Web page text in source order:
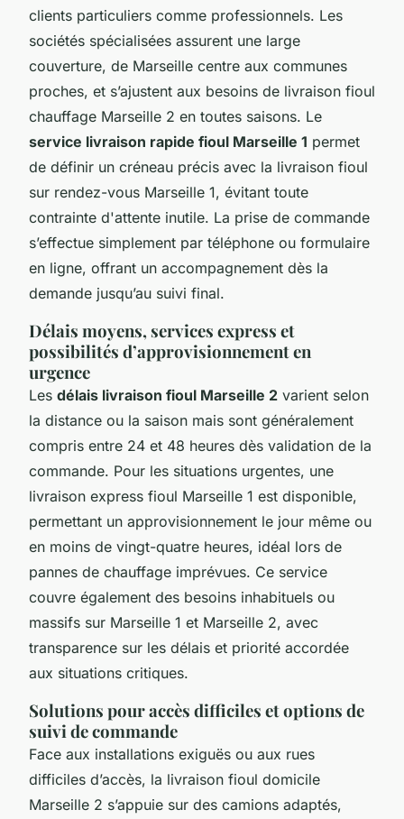
clients particuliers comme professionnels. Les
sociétés spécialisées assurent une large
couverture, de Marseille centre aux communes
proches, et s’ajustent aux besoins de livraison fioul
chauffage Marseille 2 en toutes saisons. Le
service livraison rapide fioul Marseille 1 permet
de définir un créneau précis avec la livraison fioul
sur rendez-vous Marseille 1, évitant toute
contrainte d'attente inutile. La prise de commande
s’effectue simplement par téléphone ou formulaire
en ligne, offrant un accompagnement dès la
demande jusqu’au suivi final.
Délais moyens, services express et
possibilités d’approvisionnement en
urgence
Les délais livraison fioul Marseille 2 varient selon
la distance ou la saison mais sont généralement
compris entre 24 et 48 heures dès validation de la
commande. Pour les situations urgentes, une
livraison express fioul Marseille 1 est disponible,
permettant un approvisionnement le jour même ou
en moins de vingt-quatre heures, idéal lors de
pannes de chauffage imprévues. Ce service
couvre également des besoins inhabituels ou
massifs sur Marseille 1 et Marseille 2, avec
transparence sur les délais et priorité accordée
aux situations critiques.
Solutions pour accès difficiles et options de
suivi de commande
Face aux installations exiguës ou aux rues
difficiles d’accès, la livraison fioul domicile
Marseille 2 s’appuie sur des camions adaptés,